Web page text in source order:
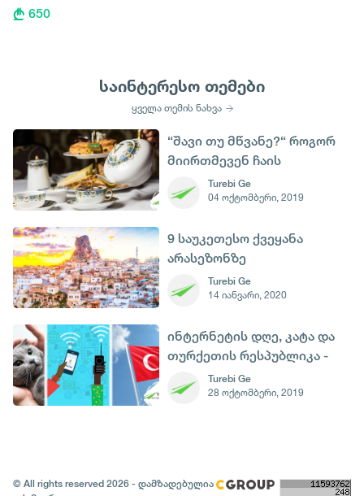
650
საინტერესო თემები
ყველა თემის ნახვა
“შავი თუ მწვანე?“ როგორ
მიირთმევენ ჩაის
სხვადასხვა ქვეყანაში
Turebi Ge
04 ოქტომბერი, 2019
9 საუკეთესო ქვეყანა
არასეზონზე
დასასვენებლად
Turebi Ge
14 იანვარი, 2020
ინტერნეტის დღე, კატა და
თურქეთის რესპუბლიკა -
29 ოქტომბერი
Turebi Ge
28 ოქტომბერი, 2019
© All rights reserved 2026 - დამზადებულია